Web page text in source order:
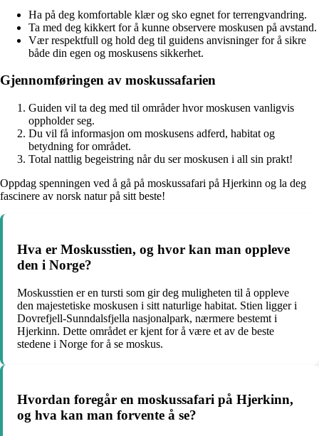
Ha på deg komfortable klær og sko egnet for terrengvandring.
Ta med deg kikkert for å kunne observere moskusen på avstand.
Vær respektfull og hold deg til guidens anvisninger for å sikre
både din egen og moskusens sikkerhet.
Gjennomføringen av moskussafarien
Guiden vil ta deg med til områder hvor moskusen vanligvis
oppholder seg.
Du vil få informasjon om moskusens adferd, habitat og
betydning for området.
Total nattlig begeistring når du ser moskusen i all sin prakt!
Oppdag spenningen ved å gå på moskussafari på Hjerkinn og la deg
fascinere av norsk natur på sitt beste!
Hva er Moskusstien, og hvor kan man oppleve
den i Norge?
Moskusstien er en tursti som gir deg muligheten til å oppleve
den majestetiske moskusen i sitt naturlige habitat. Stien ligger i
Dovrefjell-Sunndalsfjella nasjonalpark, nærmere bestemt i
Hjerkinn. Dette området er kjent for å være et av de beste
stedene i Norge for å se moskus.
Hvordan foregår en moskussafari på Hjerkinn,
og hva kan man forvente å se?